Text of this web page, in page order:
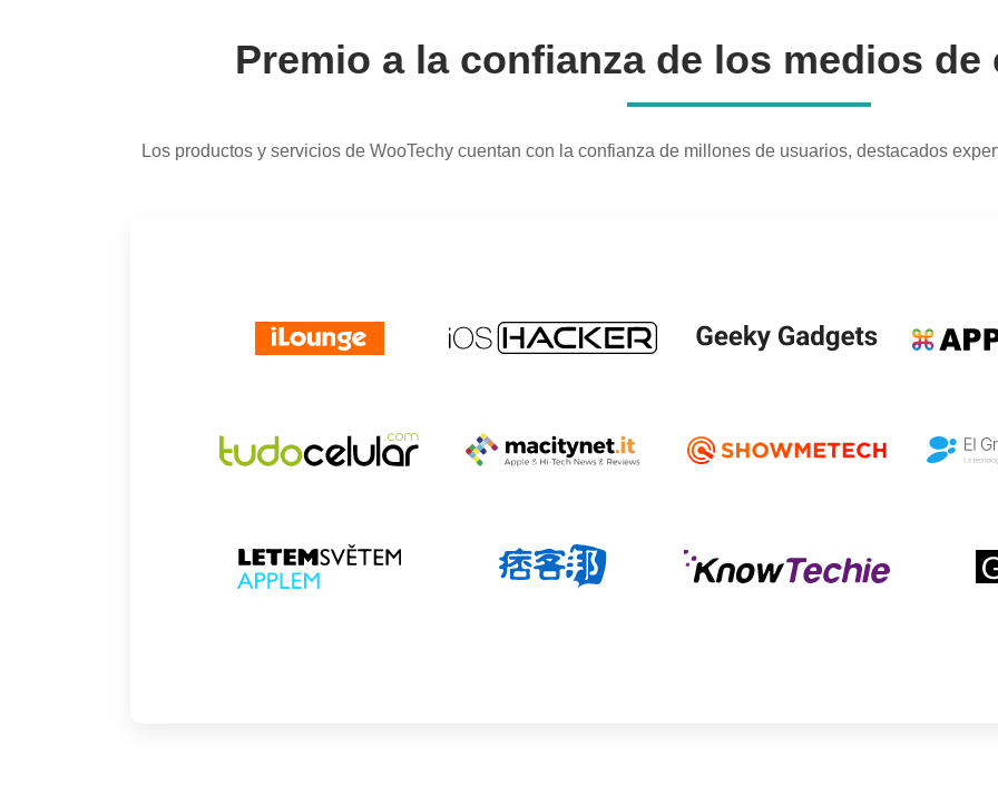
Premio a la confianza de los medios
Los productos y servicios de WooTechy cuentan con la confianza de millones de usuarios, destacados